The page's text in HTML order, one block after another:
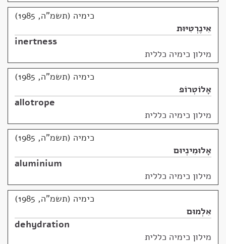
כימיה (תשמ"ה, 1985)
אִינֶרְטִיּוּת
inertness
מילון כימיה כללית
כימיה (תשמ"ה, 1985)
אָלוֹטְרוֹפּ
allotrope
מילון כימיה כללית
כימיה (תשמ"ה, 1985)
אָלוּמִינְיוּם
aluminium
מילון כימיה כללית
כימיה (תשמ"ה, 1985)
אִלְמוּם
dehydration
מילון כימיה כללית